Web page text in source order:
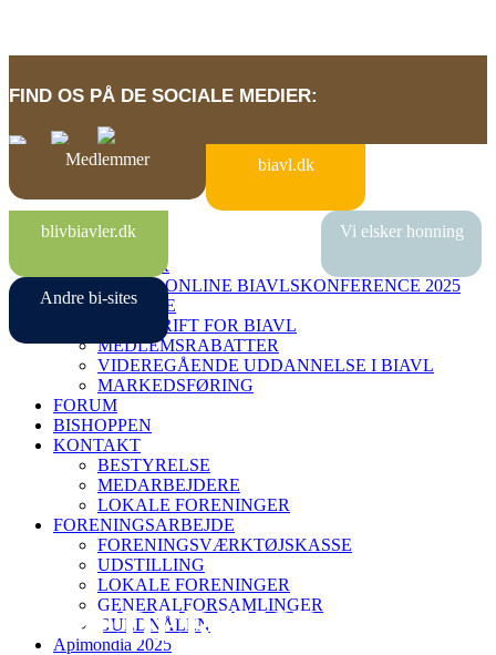
FIND OS PÅ DE SOCIALE MEDIER:
Medlemmer biavl.dk
blivbiavler.dk Vi elsker honning
Andre bi-sites
BI-SITES
MEDLEMMER
DANSK ONLINE BIAVLSKONFERENCE 2025
MIN SIDE
TIDSSKRIFT FOR BIAVL
MEDLEMSRABATTER
VIDEREGÅENDE UDDANNELSE I BIAVL
MARKEDSFØRING
FORUM
BISHOPPEN
KONTAKT
BESTYRELSE
MEDARBEJDERE
LOKALE FORENINGER
FORENINGSARBEJDE
FORENINGSVÆRKTØJSKASSE
UDSTILLING
LOKALE FORENINGER
GENERALFORSAMLINGER
GULDNÅLEN
Apimondia 2025
FREDERIKSBORG